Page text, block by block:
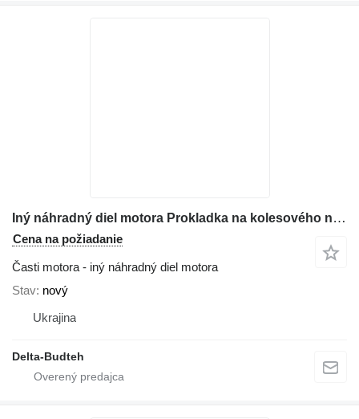
Iný náhradný diel motora Prokladka na kolesového nakladača Komatsu WA480
Cena na požiadanie
Časti motora - iný náhradný diel motora
Stav nový
Ukrajina
Delta-Budteh